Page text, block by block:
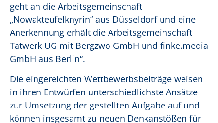
geht an die Arbeitsgemeinschaft
„Nowakteufelknyrin“ aus Düsseldorf und eine
Anerkennung erhält die Arbeitsgemeinschaft
Tatwerk UG mit Bergzwo GmbH und finke.media
GmbH aus Berlin“.
Die eingereichten Wettbewerbsbeiträge weisen
in ihren Entwürfen unterschiedlichste Ansätze
zur Umsetzung der gestellten Aufgabe auf und
können insgesamt zu neuen Denkanstößen für